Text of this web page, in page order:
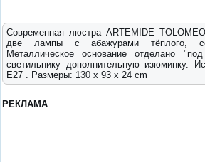
Современная люстра ARTEMIDE
две лампы с абажурами тёплого,
Металлическое основание отделано
светильнику дополнительную изюминку.
E27 . Размеры: 130 х 93 х 24 cm
РЕКЛАМА